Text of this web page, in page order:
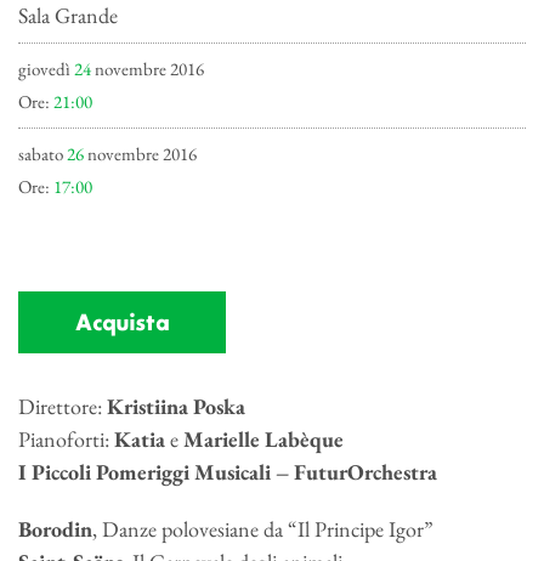
Sala Grande
giovedì 24novembre 2016
Ore: 21:00
sabato26novembre 2016
Ore: 17:00
Acquista
Direttore:Kristiina Poska
Pianoforti:KatiaeMarielle Labèque
I Piccoli Pomeriggi Musicali – FuturOrchestra
Borodin, Danze polovesiane da “Il Principe Igor”